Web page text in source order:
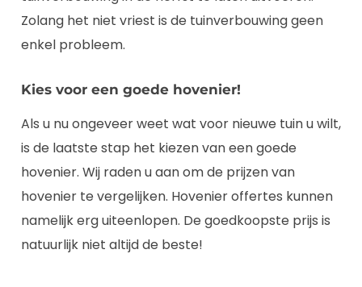
Zolang het niet vriest is de tuinverbouwing geen
enkel probleem.
Kies voor een goede hovenier!
Als u nu ongeveer weet wat voor nieuwe tuin u wilt,
is de laatste stap het kiezen van een goede
hovenier. Wij raden u aan om de prijzen van
hovenier te vergelijken. Hovenier offertes kunnen
namelijk erg uiteenlopen. De goedkoopste prijs is
natuurlijk niet altijd de beste!